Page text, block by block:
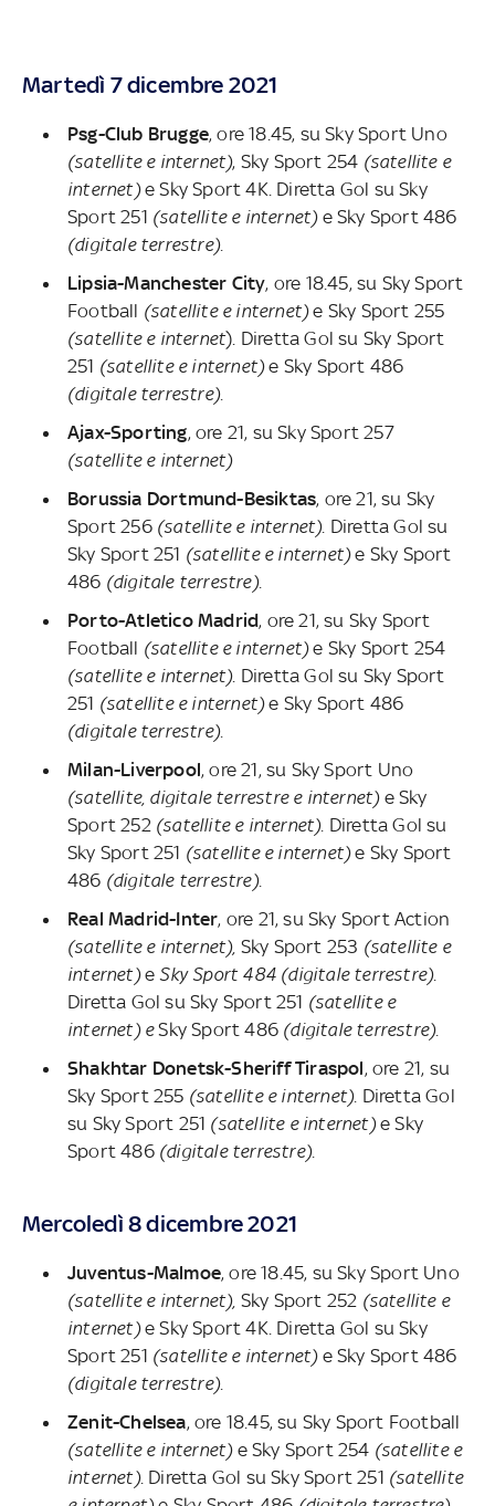
Martedì 7 dicembre 2021
Psg-Club Brugge, ore 18.45, su Sky Sport Uno
(satellite e internet), Sky Sport 254 (satellite e
internet)e Sky Sport 4K. Diretta Gol su Sky
Sport 251 (satellite e internet) e Sky Sport 486
(digitale terrestre).
Lipsia-Manchester City, ore 18.45, su Sky Sport
Football (satellite e internet)e Sky Sport 255
(satellite e internet). Diretta Gol su Sky Sport
251 (satellite e internet)e Sky Sport 486
(digitale terrestre).
Ajax-Sporting, ore 21, su Sky Sport 257
(satellite e internet)
Borussia Dortmund-Besiktas, ore 21, su Sky
Sport 256 (satellite e internet). Diretta Gol su
Sky Sport 251 (satellite e internet)e Sky Sport
486 (digitale terrestre).
Porto-Atletico Madrid, ore 21, su Sky Sport
Football (satellite e internet)e Sky Sport 254
(satellite e internet). Diretta Gol su Sky Sport
251 (satellite e internet)e Sky Sport 486
(digitale terrestre).
Milan-Liverpool, ore 21, su Sky Sport Uno
(satellite, digitale terrestre e internet)e Sky
Sport 252 (satellite e internet). Diretta Gol su
Sky Sport 251 (satellite e internet)e Sky Sport
486 (digitale terrestre).
Real Madrid-Inter, ore 21, su Sky Sport Action
(satellite e internet), Sky Sport 253 (satellite e
internet)e Sky Sport 484 (digitale terrestre).
Diretta Gol su Sky Sport 251 (satellite e
internet) eSky Sport 486 (digitale terrestre).
Shakhtar Donetsk-Sheriff Tiraspol, ore 21, su
Sky Sport 255 (satellite e internet). Diretta Gol
su Sky Sport 251 (satellite e internet)e Sky
Sport 486(digitale terrestre).
Mercoledì 8 dicembre 2021
Juventus-Malmoe, ore 18.45, su Sky Sport Uno
(satellite e internet), Sky Sport 252 (satellite e
internet)e Sky Sport 4K. Diretta Gol su Sky
Sport 251 (satellite e internet) e Sky Sport 486
(digitale terrestre).
Zenit-Chelsea, ore 18.45, su Sky Sport Football
(satellite e internet)e Sky Sport 254 (satellite e
internet). Diretta Gol su Sky Sport 251 (satellite